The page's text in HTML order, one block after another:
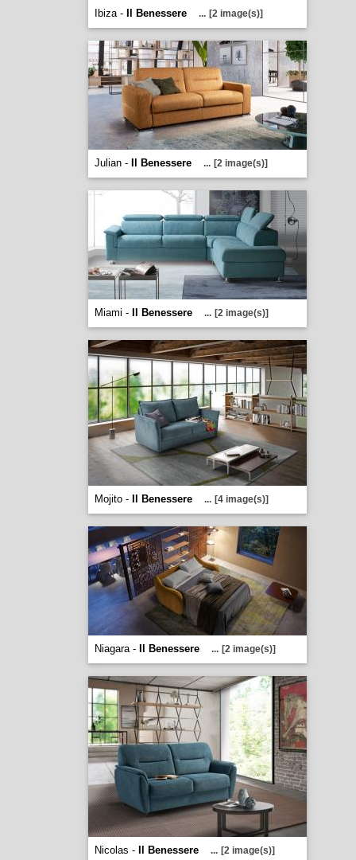
Ibiza - Il Benessere ... [2 image(s)]
Julian - Il Benessere ... [2 image(s)]
Miami - Il Benessere ... [2 image(s)]
Mojito - Il Benessere ... [4 image(s)]
Niagara - Il Benessere ... [2 image(s)]
Nicolas - Il Benessere ... [2 image(s)]